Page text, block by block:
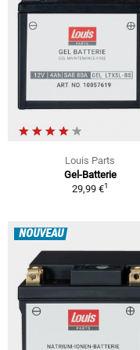
Louis Parts
Gel-Batterie
29,99 €1
NOUVEAU